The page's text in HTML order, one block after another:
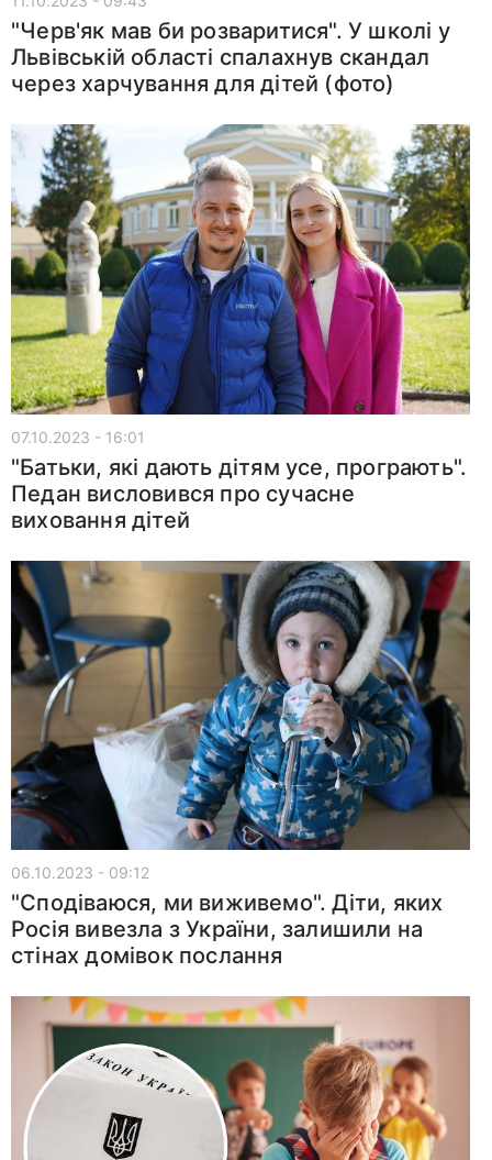
"Черв'як мав би розваритися". У школі у
Львівській області спалахнув скандал
через харчування для дітей (фото)
07.10.2023 - 16:01
"Батьки, які дають дітям усе, програють".
Педан висловився про сучасне
виховання дітей
06.10.2023 - 09:12
"Сподіваюся, ми виживемо". Діти, яких
Росія вивезла з України, залишили на
стінах домівок послання